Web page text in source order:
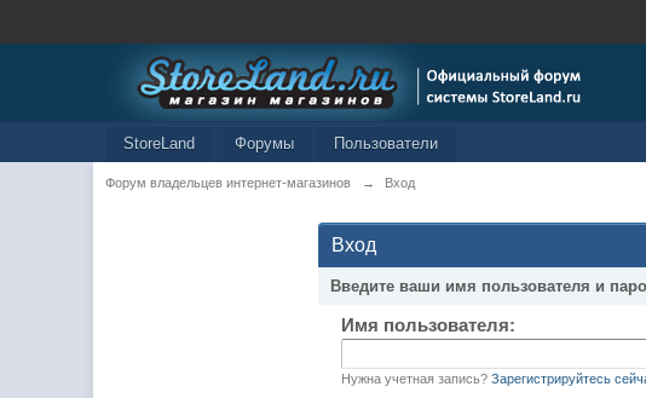
StoreLand Форумы Пользователи
Форум владельцев интернет-магазинов → Вход
Вход
Введите ваши имя пользователя и
Имя пользователя:
Нужна учетная запись? Зарегистрируйтесь